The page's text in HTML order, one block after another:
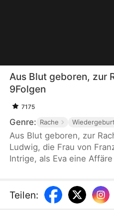
Aus Blut geboren, zur
9Folgen
7175
Genre: Rache Wiedergeburt
Aus Blut geboren, zur
Ludwig, die Frau von
Intrige, als Eva eine
ihrer Wiedergeburt
Magie „Blutlinien-
Teilen: